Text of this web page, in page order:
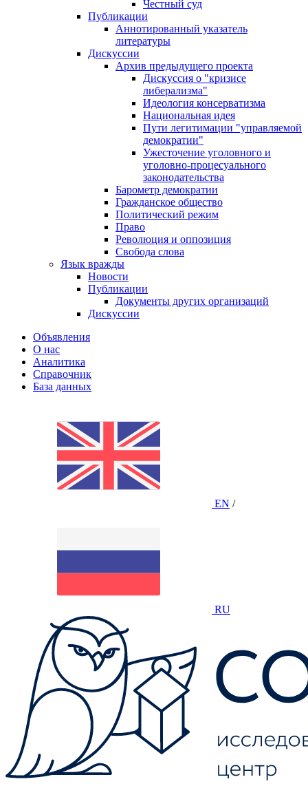
Честный суд
Публикации
Аннотированный указатель
литературы
Дискуссии
Архив предыдущего проекта
Дискуссия о "кризисе
либерализма"
Идеология консерватизма
Национальная идея
Пути легитимации "управляемой
демократии"
Ужесточение уголовного и
уголовно-процесуального
законодательства
Барометр демократии
Гражданское общество
Политический режим
Право
Революция и оппозиция
Свобода слова
Язык вражды
Новости
Публикации
Документы других организаций
Дискуссии
Объявления
О нас
Аналитика
Справочник
База данных
EN /
RU